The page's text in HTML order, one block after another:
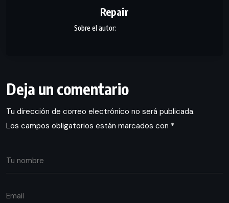
Repair
Deja un comentario
Tu dirección de correo electrónico no será publicada.
Los campos obligatorios están marcados con *